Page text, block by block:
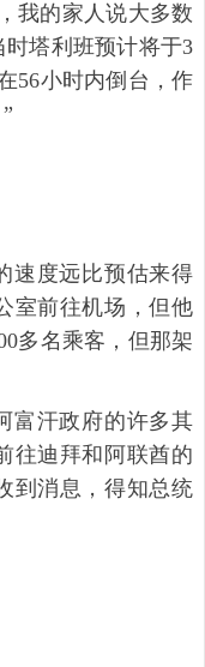
我的家人说大多数
塔利班预计将于3
56小时内倒台，作
速度远比预估来得
室前往机场，但他
多名乘客，但那架
富汗政府的许多其
往迪拜和阿联酋的
到消息，得知总统